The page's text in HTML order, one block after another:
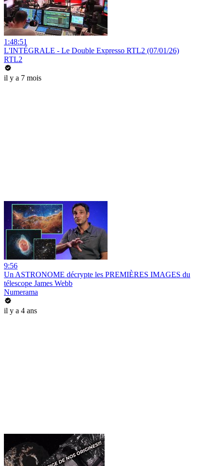
1:48:51
L'INTÉGRALE - Le Double Expresso RTL2 (07/01/26)
RTL2
il y a 7 mois
9:56
Un ASTRONOME décrypte les PREMIÈRES IMAGES du
télescope James Webb
Numerama
il y a 4 ans